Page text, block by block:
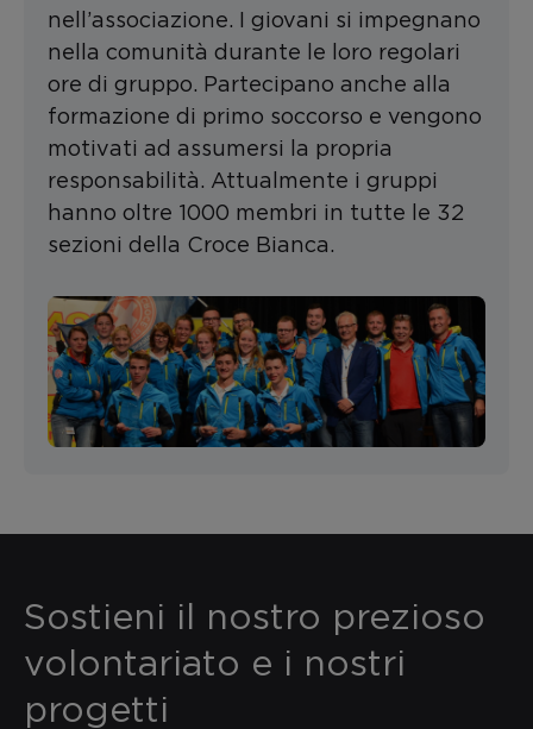
nell’associazione. I giovani si impegnano
nella comunità durante le loro regolari
ore di gruppo. Partecipano anche alla
formazione di primo soccorso e vengono
motivati ad assumersi la propria
responsabilità. Attualmente i gruppi
hanno oltre 1000 membri in tutte le 32
sezioni della Croce Bianca.
Sostieni il nostro prezioso
volontariato e i nostri
progetti